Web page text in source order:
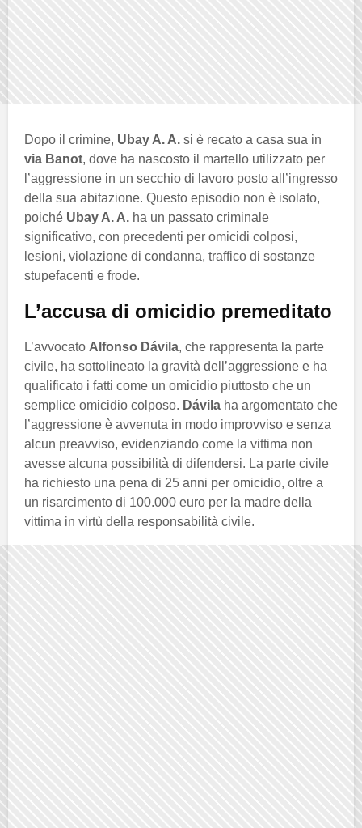
Dopo il crimine, Ubay A. A. si è recato a casa sua in
via Banot, dove ha nascosto il martello utilizzato per
l’aggressione in un secchio di lavoro posto all’ingresso
della sua abitazione. Questo episodio non è isolato,
poiché Ubay A. A. ha un passato criminale
significativo, con precedenti per omicidi colposi,
lesioni, violazione di condanna, traffico di sostanze
stupefacenti e frode.
L’accusa di omicidio premeditato
L’avvocato Alfonso Dávila, che rappresenta la parte
civile, ha sottolineato la gravità dell’aggressione e ha
qualificato i fatti come un omicidio piuttosto che un
semplice omicidio colposo. Dávila ha argomentato che
l’aggressione è avvenuta in modo improvviso e senza
alcun preavviso, evidenziando come la vittima non
avesse alcuna possibilità di difendersi. La parte civile
ha richiesto una pena di 25 anni per omicidio, oltre a
un risarcimento di 100.000 euro per la madre della
vittima in virtù della responsabilità civile.